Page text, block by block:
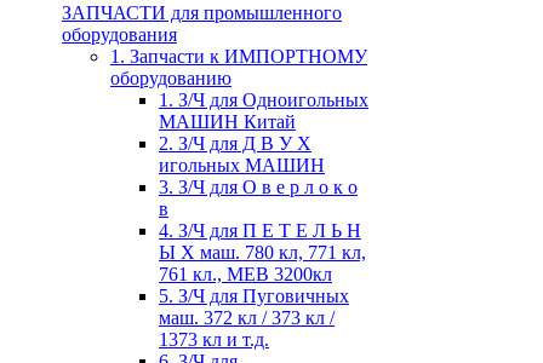
ЗАПЧАСТИ для промышленного
оборудования
1. Запчасти к ИМПОРТНОМУ
оборудованию
1. З/Ч для Одноигольных
МАШИН Китай
2. З/Ч для Д В У Х
игольных МАШИН
3. З/Ч для О в е р л о к о
в
4. З/Ч для П Е Т Е Л Ь Н
Ы Х маш. 780 кл, 771 кл,
761 кл., MEB 3200кл
5. З/Ч для Пуговичных
маш. 372 кл / 373 кл /
1373 кл и т.д.